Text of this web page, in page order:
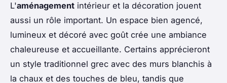
L'aménagement intérieur et la décoration jouent
aussi un rôle important. Un espace bien agencé,
lumineux et décoré avec goût crée une ambiance
chaleureuse et accueillante. Certains apprécieront
un style traditionnel grec avec des murs blanchis à
la chaux et des touches de bleu, tandis que